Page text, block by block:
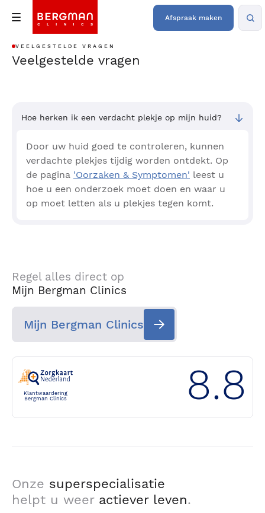
Afspraak maken
VEELGESTELDE VRAGEN
Veelgestelde vragen
Hoe herken ik een verdacht plekje op mijn huid?
Door uw huid goed te controleren, kunnen
verdachte plekjes tijdig worden ontdekt. Op
de pagina 'Oorzaken & Symptomen' leest u
hoe u een onderzoek moet doen en waar u
op moet letten als u plekjes tegen komt.
Regel alles direct op
Mijn Bergman Clinics
Mijn Bergman Clinics
Klantwaardering
Bergman Clinics
8.8
Onze superspecialisatie
helpt u weer actiever leven.